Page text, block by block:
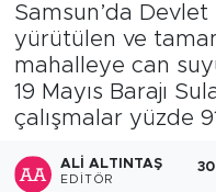
Samsun’da
yürütülen ve
mahalleye can
19 Mayıs Barajı
çalışmalar yüzde
ALI ALTINTAŞ
EDITÖR
Son Dakika
Haber Arşivi